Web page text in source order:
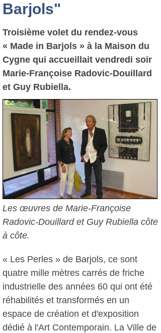
Barjols"
Troisième volet du rendez-vous
« Made in Barjols » à la Maison du
Cygne qui accueillait vendredi soir
Marie-Françoise Radovic-Douillard
et Guy Rubiella.
Les œuvres de Marie-Françoise
Radovic-Douillard et Guy Rubiella côte
à côte.
« Les Perles » de Barjols, ce sont
quatre mille mètres carrés de friche
industrielle des années 60 qui ont été
réhabilités et transformés en un
espace de création et d'exposition
dédié à l'Art Contemporain. La Ville de